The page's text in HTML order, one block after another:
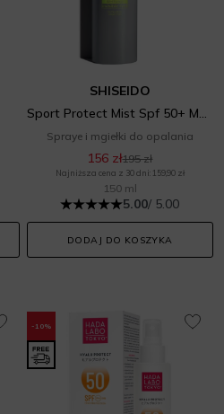
SHISEIDO
Sport Protect Mist Spf 50+ Mgiełka do opalania
Spraye i mgiełki do opalania
156 zł195 zł
Najniższa cena z 30 dni: 159,90 zł
150 ml
5.00/ 5.00
DODAJ DO KOSZYKA
-10%